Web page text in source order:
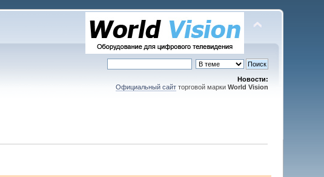
Новости:
Официальный сайтторговой марки World Vision